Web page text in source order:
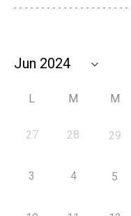
L M M
27 28 29
3 4 5